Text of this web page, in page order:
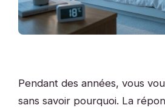
Pendant des années, vous
sans savoir pourquoi. La